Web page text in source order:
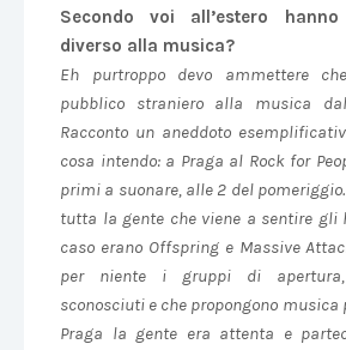
Secondo voi all’estero
diverso alla musica?
Eh purtroppo devo ammettere
pubblico straniero alla musica
Racconto un aneddoto
cosa intendo: a Praga al Rock for
primi a suonare, alle 2 del
tutta la gente che viene a sentire gli
caso erano Offspring e Massive
per niente i gruppi di
sconosciuti e che propongono musica
Praga la gente era attenta e